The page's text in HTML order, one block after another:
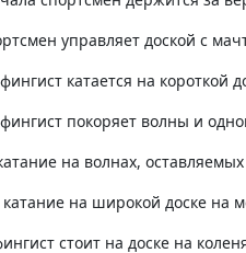
управляет доской с
катается на короткой
покоряет волны и
на волнах,
катание на широкой доске на
стоит на доске на